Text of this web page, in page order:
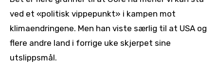
ved et «politisk vippepunkt» i kampen mot
klimaendringene. Men han viste særlig til at USA og
flere andre land i forrige uke skjerpet sine
utslippsmål.